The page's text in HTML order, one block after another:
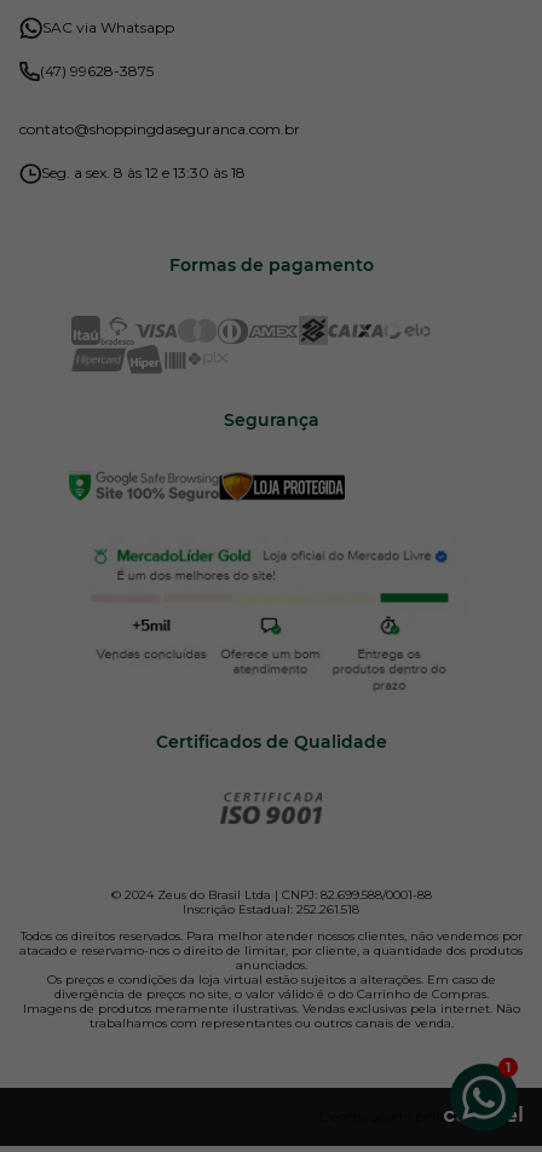
SAC via Whatsapp
(47) 99628-3875
contato@shoppingdaseguranca.com.br
Seg. a sex. 8 às 12 e 13:30 às 18
Formas de pagamento
Segurança
Certificados de Qualidade
© 2024 Zeus do Brasil Ltda | CNPJ: 82.699.588/0001-88
Inscrição Estadual: 252.261.518
Todos os direitos reservados. Para melhor atender nossos clientes, não vendemos por
atacado e reservamo-nos o direito de limitar, por cliente, a quantidade dos produtos
anunciados.
Os preços e condições da loja virtual estão sujeitos a alterações. Em caso de
divergência de preços no site, o valor válido é o do Carrinho de Compras.
Imagens de produtos meramente ilustrativas. Vendas exclusivas pela internet. Não
trabalhamos com representantes ou outros canais de venda.